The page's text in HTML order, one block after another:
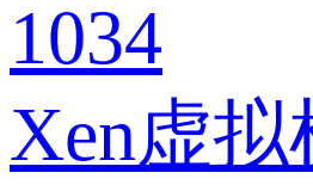
1034
Xen虚